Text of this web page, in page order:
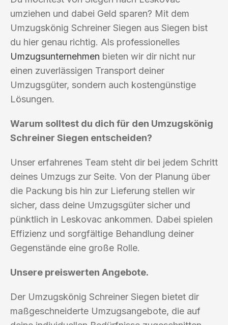
umziehen und dabei Geld sparen? Mit dem
Umzugskönig Schreiner Siegen aus Siegen bist
du hier genau richtig. Als professionelles
Umzugsunternehmen bieten wir dir nicht nur
einen zuverlässigen Transport deiner
Umzugsgüter, sondern auch kostengünstige
Lösungen.
Warum solltest du dich für den Umzugskönig
Schreiner Siegen entscheiden?
Unser erfahrenes Team steht dir bei jedem Schritt
deines Umzugs zur Seite. Von der Planung über
die Packung bis hin zur Lieferung stellen wir
sicher, dass deine Umzugsgüter sicher und
pünktlich in Leskovac ankommen. Dabei spielen
Effizienz und sorgfältige Behandlung deiner
Gegenstände eine große Rolle.
Unsere preiswerten Angebote.
Der Umzugskönig Schreiner Siegen bietet dir
maßgeschneiderte Umzugsangebote, die auf